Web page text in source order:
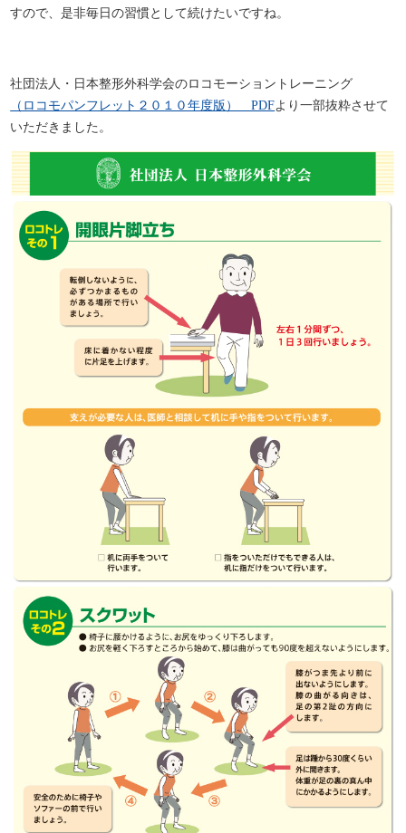
すので、是非毎日の習慣として続けたいですね。
社団法人・日本整形外科学会のロコモーショントレーニング
（ロコモパンフレット２０１０年度版） PDFより一部抜粋させて
いただきました。